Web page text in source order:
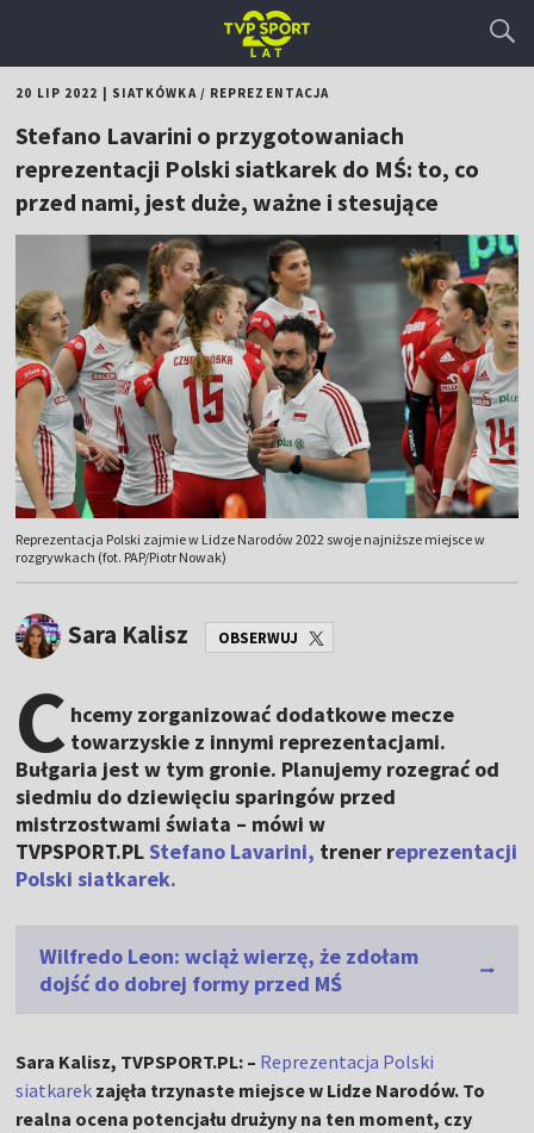
20 LIP 2022 SIATKÓWKA/ REPREZENTACJA
Stefano Lavarini o przygotowaniach
reprezentacji Polski siatkarek do MŚ: to, co
przed nami, jest duże, ważne i stesujące
Reprezentacja Polski zajmie w Lidze Narodów 2022 swoje najniższe miejsce w
rozgrywkach (fot. PAP/Piotr Nowak)
Sara Kalisz OBSERWUJ
C hcemy zorganizować dodatkowe mecze
towarzyskie z innymi reprezentacjami.
Bułgaria jest w tym gronie. Planujemy rozegrać od
siedmiu do dziewięciu sparingów przed
mistrzostwami świata – mówi w
TVPSPORT.PLStefano Lavarini, trener reprezentacji
Polski siatkarek.
Wilfredo Leon: wciąż wierzę, że zdołam
dojść do dobrej formy przed MŚ
Sara Kalisz, TVPSPORT.PL: – Reprezentacja Polski
siatkarek zajęła trzynaste miejsce w Lidze Narodów. To
realna ocena potencjału drużyny na ten moment, czy